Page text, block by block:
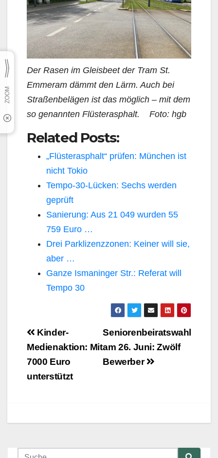
Der Rasen im Gleisbeet der Tram St.
Emmeram dämmt den Lärm. Auch bei
Straßenbelägen ist das möglich – mit dem
so genannten Flüsterasphalt. Foto: hgb
Related Posts:
„Flüsterasphalt“ prüfen: München ist
nicht Tokio
Tempo-30-Lücken: Sechs werden
geprüft
Sanierung: Aus 21 049 wurden 55
759 Euro …
Drei Parklizenzzonen: Keiner will sie,
aber …
Ganze Ismaninger Str.: Referat will
Tempo 30
Beitragsnavigation
Seniorenbeiratswahl
am 26. Juni: Zwölf
Bewerber
Kinder-
Medienaktion: Mit
7000 Euro
unterstützt